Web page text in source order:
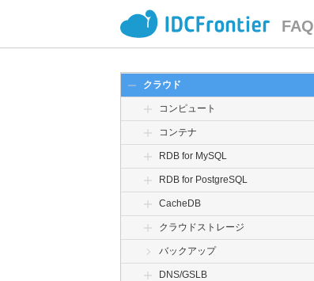
FAQ
クラウド
コンピュート
コンテナ
RDB for MySQL
RDB for PostgreSQL
CacheDB
クラウドストレージ
バックアップ
DNS/GSLB